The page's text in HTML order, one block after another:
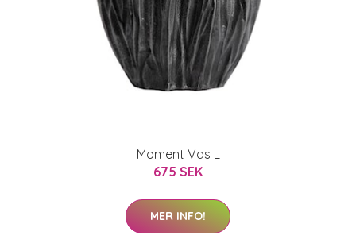
Moment Vas L
675 SEK
MER INFO!